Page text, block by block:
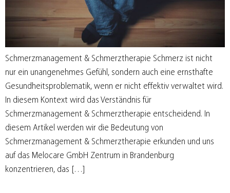
Schmerzmanagement & Schmerztherapie Schmerz ist nicht
nur ein unangenehmes Gefühl, sondern auch eine ernsthafte
Gesundheitsproblematik, wenn er nicht effektiv verwaltet wird.
In diesem Kontext wird das Verständnis für
Schmerzmanagement & Schmerztherapie entscheidend. In
diesem Artikel werden wir die Bedeutung von
Schmerzmanagement & Schmerztherapie erkunden und uns
auf das Melocare GmbH Zentrum in Brandenburg
konzentrieren, das […]